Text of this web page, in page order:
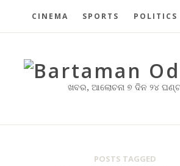
CINEMA SPORTS POLITICS
ଖବର, ଆଲୋଚନା ୭ ଦିନ ୨୪
POSTS TAGGED